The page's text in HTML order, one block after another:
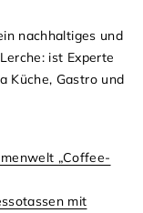
nachhaltiges und
ist Experte
Küche, Gastro und
„Coffee-
mit